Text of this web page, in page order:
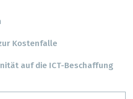
Kostenfalle
auf die ICT-Beschaffung